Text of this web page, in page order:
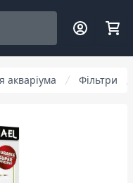
акваріума Фільтри